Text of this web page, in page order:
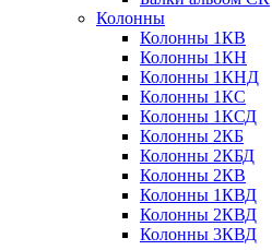
Колонны
Колонны 1КВ
Колонны 1КН
Колонны 1КНД
Колонны 1КС
Колонны 1КСД
Колонны 2КБ
Колонны 2КБД
Колонны 2КВ
Колонны 1КВД
Колонны 2КВД
Колонны 3КВД